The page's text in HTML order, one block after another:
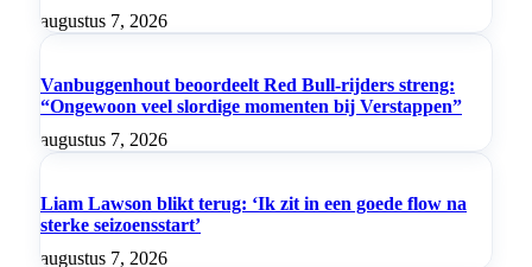
augustus 7, 2026
Vanbuggenhout beoordeelt Red Bull-rijders streng:
“Ongewoon veel slordige momenten bij Verstappen”
augustus 7, 2026
Liam Lawson blikt terug: ‘Ik zit in een goede flow na
sterke seizoensstart’
augustus 7, 2026